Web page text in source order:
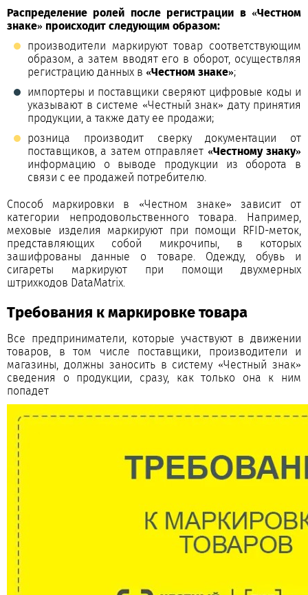
Распределение ролей после регистрации в «Честном
знаке» происходит следующим образом:
производители маркируют товар соответствующим
образом, а затем вводят его в оборот, осуществляя
регистрацию данных в «Честном знаке»;
импортеры и поставщики сверяют цифровые коды и
указывают в системе «Честный знак» дату принятия
продукции, а также дату ее продажи;
розница производит сверку документации от
поставщиков, а затем отправляет «Честному знаку»
информацию о выводе продукции из оборота в
связи с ее продажей потребителю.
Способ маркировки в «Честном знаке» зависит от
категории непродовольственного товара. Например,
меховые изделия маркируют при помощи RFID-меток,
представляющих собой микрочипы, в которых
зашифрованы данные о товаре. Одежду, обувь и
сигареты маркируют при помощи двухмерных
штрихкодов DataMatrix.
Требования к маркировке товара
Все предприниматели, которые участвуют в движении
товаров, в том числе поставщики, производители и
магазины, должны заносить в систему «Честный знак»
сведения о продукции, сразу, как только она к ним
попадет